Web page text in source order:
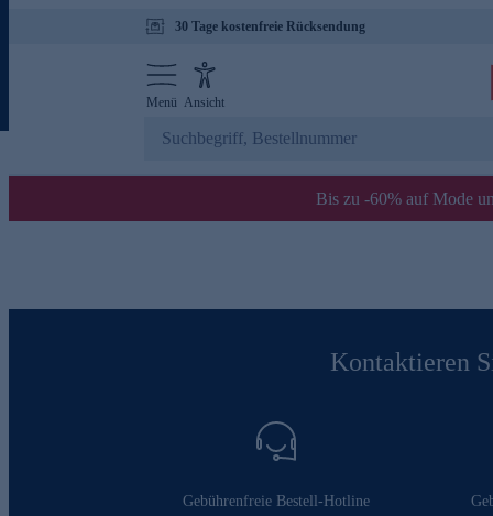
30 Tage kostenfreie Rücksendung
Menü Ansicht
Bis zu -60% auf Mode
Kontaktieren
Gebührenfreie Bestell-Hotline